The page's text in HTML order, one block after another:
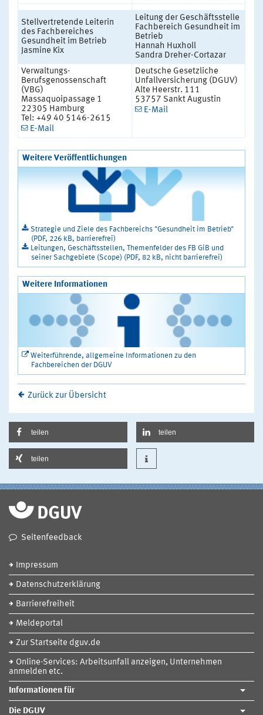
Stellvertretende Leiterin
des Fachbereiches
Gesundheit im Betrieb
Jasmine Kix
Leitung der Geschäftsstelle
Fachbereich Gesundheit im
Betrieb
Hannah Huxholl
Sandra Dreher-Cortazar
Verwaltungs-
Berufsgenossenschaft
(VBG)
Massaquoipassage 1
22305 Hamburg
Tel: +49 40 5146-2615
E-Mail
Deutsche Gesetzliche
Unfallversicherung (DGUV)
Alte Heerstr. 111
53757 Sankt Augustin
E-Mail
Weitere Veröffentlichungen
Strategie und Ziele des Fachbereichs "Gesundheit im Betrieb"
(PDF, 226 kB, barrierefrei)
Leitungen, Geschäftsstellen, Themenfelder des FB GiB und
seiner Sachgebiete (Scope) (PDF, 82 kB, nicht barrierefrei)
Weitere Informationen
Weiterführende, allgemeine Informationen zu den
Fachbereichen der DGUV
Zurück zur Übersicht
teilen teilen
teilen
Seitenfeedback
Impressum
Datenschutzerklärung
Barrierefreiheit
Meldeportal
Zur Startseite dguv.de
Online-Services: Arbeitsunfall anzeigen, Unternehmen
anmelden etc.
Informationen für
Die DGUV